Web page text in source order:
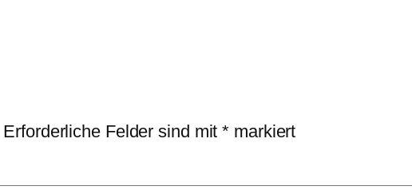
Erforderliche Felder sind mit* markiert